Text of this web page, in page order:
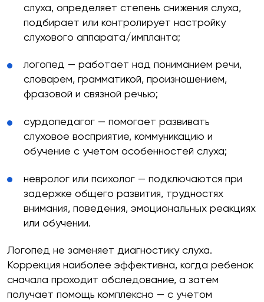
слуха, определяет степень снижения слуха,
подбирает или контролирует настройку
слухового аппарата/импланта;
логопед — работает над пониманием речи,
словарем, грамматикой, произношением,
фразовой и связной речью;
сурдопедагог — помогает развивать
слуховое восприятие, коммуникацию и
обучение с учетом особенностей слуха;
невролог или психолог — подключаются при
задержке общего развития, трудностях
внимания, поведения, эмоциональных реакциях
или обучении.
Логопед не заменяет диагностику слуха.
Коррекция наиболее эффективна, когда ребенок
сначала проходит обследование, а затем
получает помощь комплексно — с учетом